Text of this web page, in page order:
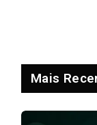
Mais